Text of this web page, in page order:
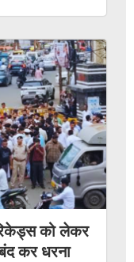
को लेकर
कर धरना